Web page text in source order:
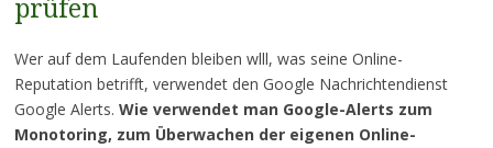
prüfen
Wer auf dem Laufenden bleiben wlll, was seine Online-
Reputation betrifft, verwendet den Google Nachrichtendienst
Google Alerts. Wie verwendet man Google-Alerts zum
Monotoring, zum Überwachen der eigenen Online-